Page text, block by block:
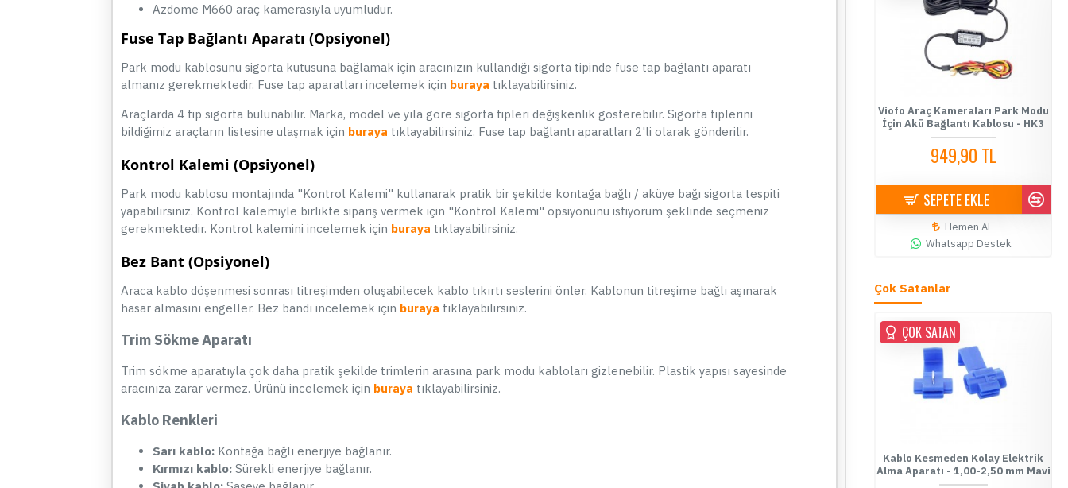
Azdome M660 araç kamerasıyla uyumludur.
Fuse Tap Bağlantı Aparatı (Opsiyonel)
Park modu kablosunu sigorta kutusuna bağlamak için aracınızın kullandığı sigorta tipinde fuse tap bağlantı aparatı
almanız gerekmektedir. Fuse tap aparatları incelemek için buraya tıklayabilirsiniz.
Araçlarda 4 tip sigorta bulunabilir. Marka, model ve yıla göre sigorta tipleri değişkenlik gösterebilir. Sigorta tiplerini
bildiğimiz araçların listesine ulaşmak için buraya tıklayabilirsiniz. Fuse tap bağlantı aparatları 2'li olarak gönderilir.
Kontrol Kalemi (Opsiyonel)
Park modu kablosu montajında "Kontrol Kalemi" kullanarak pratik bir şekilde kontağa bağlı / aküye bağı sigorta tespiti
yapabilirsiniz. Kontrol kalemiyle birlikte sipariş vermek için "Kontrol Kalemi" opsiyonunu istiyorum şeklinde seçmeniz
gerekmektedir. Kontrol kalemini incelemek için buraya tıklayabilirsiniz.
Bez Bant (Opsiyonel)
Araca kablo döşenmesi sonrası titreşimden oluşabilecek kablo tıkırtı seslerini önler. Kablonun titreşime bağlı aşınarak
hasar almasını engeller. Bez bandı incelemek için buraya tıklayabilirsiniz.
Trim Sökme Aparatı
Trim sökme aparatıyla çok daha pratik şekilde trimlerin arasına park modu kabloları gizlenebilir. Plastik yapısı sayesinde
aracınıza zarar vermez. Ürünü incelemek için buraya tıklayabilirsiniz.
Kablo Renkleri
Sarı kablo: Kontağa bağlı enerjiye bağlanır.
Kırmızı kablo: Sürekli enerjiye bağlanır.
Fuse Tap Sigorta Kutusu Bağlantı
Aparatı 4'lü
SEPETE EKLE
Fuse Tap Micro2 (Ford) Tip
Sigorta Kutusu Bağlantı Aparatı -
SEPETE EKLE
Viofo Araç Kameraları Park Modu
İçin Akü Bağlantı Kablosu - HK3
949,90 TL
SEPETE EKLE
Hemen Al
Whatsapp Destek
Çok Satanlar
ÇOK SATAN
Kablo Kesmeden Kolay Elektrik
Alma Aparatı - 1,00-2,50 mm Mavi